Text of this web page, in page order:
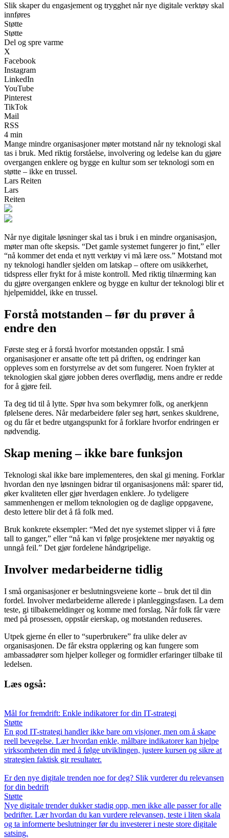
Slik skaper du engasjement og trygghet når nye digitale verktøy skal
innføres
Støtte
Støtte
Del og spre varme
X
Facebook
Instagram
LinkedIn
YouTube
Pinterest
TikTok
Mail
RSS
4 min
Mange mindre organisasjoner møter motstand når ny teknologi skal
tas i bruk. Med riktig forståelse, involvering og ledelse kan du gjøre
overgangen enklere og bygge en kultur som ser teknologi som en
støtte – ikke en trussel.
Lars Reiten
Lars
Reiten
Når nye digitale løsninger skal tas i bruk i en mindre organisasjon,
møter man ofte skepsis. “Det gamle systemet fungerer jo fint,” eller
“nå kommer det enda et nytt verktøy vi må lære oss.” Motstand mot
ny teknologi handler sjelden om latskap – oftere om usikkerhet,
tidspress eller frykt for å miste kontroll. Med riktig tilnærming kan
du gjøre overgangen enklere og bygge en kultur der teknologi blir et
hjelpemiddel, ikke en trussel.
Forstå motstanden – før du prøver å
endre den
Første steg er å forstå hvorfor motstanden oppstår. I små
organisasjoner er ansatte ofte tett på driften, og endringer kan
oppleves som en forstyrrelse av det som fungerer. Noen frykter at
teknologien skal gjøre jobben deres overflødig, mens andre er redde
for å gjøre feil.
Ta deg tid til å lytte. Spør hva som bekymrer folk, og anerkjenn
følelsene deres. Når medarbeidere føler seg hørt, senkes skuldrene,
og du får et bedre utgangspunkt for å forklare hvorfor endringen er
nødvendig.
Skap mening – ikke bare funksjon
Teknologi skal ikke bare implementeres, den skal gi mening. Forklar
hvordan den nye løsningen bidrar til organisasjonens mål: sparer tid,
øker kvaliteten eller gjør hverdagen enklere. Jo tydeligere
sammenhengen er mellom teknologien og de daglige oppgavene,
desto lettere blir det å få folk med.
Bruk konkrete eksempler: “Med det nye systemet slipper vi å føre
tall to ganger,” eller “nå kan vi følge prosjektene mer nøyaktig og
unngå feil.” Det gjør fordelene håndgripelige.
Involver medarbeiderne tidlig
I små organisasjoner er beslutningsveiene korte – bruk det til din
fordel. Involver medarbeiderne allerede i planleggingsfasen. La dem
teste, gi tilbakemeldinger og komme med forslag. Når folk får være
med på prosessen, oppstår eierskap, og motstanden reduseres.
Utpek gjerne én eller to “superbrukere” fra ulike deler av
organisasjonen. De får ekstra opplæring og kan fungere som
ambassadører som hjelper kolleger og formidler erfaringer tilbake til
ledelsen.
Læs også:
Mål for fremdrift: Enkle indikatorer for din IT-strategi
Støtte
En god IT-strategi handler ikke bare om visjoner, men om å skape
reell bevegelse. Lær hvordan enkle, målbare indikatorer kan hjelpe
virksomheten din med å følge utviklingen, justere kursen og sikre at
strategien faktisk gir resultater.
Er den nye digitale trenden noe for deg? Slik vurderer du relevansen
for din bedrift
Støtte
Nye digitale trender dukker stadig opp, men ikke alle passer for alle
bedrifter. Lær hvordan du kan vurdere relevansen, teste i liten skala
og ta informerte beslutninger før du investerer i neste store digitale
satsing.